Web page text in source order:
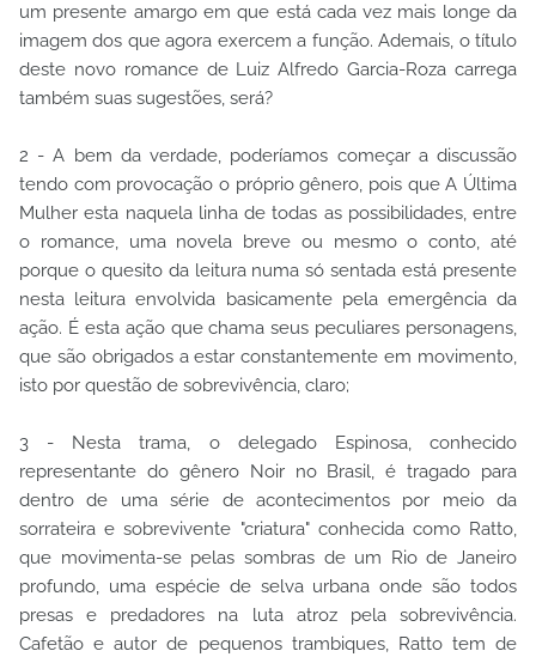
um presente amargo em que está cada vez mais longe da
imagem dos que agora exercem a função. Ademais, o título
deste novo romance de Luiz Alfredo Garcia-Roza carrega
também suas sugestões, será?
2 - A bem da verdade, poderíamos começar a discussão
tendo com provocação o próprio gênero, pois que A Última
Mulher esta naquela linha de todas as possibilidades, entre
o romance, uma novela breve ou mesmo o conto, até
porque o quesito da leitura numa só sentada está presente
nesta leitura envolvida basicamente pela emergência da
ação. É esta ação que chama seus peculiares personagens,
que são obrigados a estar constantemente em movimento,
isto por questão de sobrevivência, claro;
3 - Nesta trama, o delegado Espinosa, conhecido
representante do gênero Noir no Brasil, é tragado para
dentro de uma série de acontecimentos por meio da
sorrateira e sobrevivente "criatura" conhecida como Ratto,
que movimenta-se pelas sombras de um Rio de Janeiro
profundo, uma espécie de selva urbana onde são todos
presas e predadores na luta atroz pela sobrevivência.
Cafetão e autor de pequenos trambiques, Ratto tem de